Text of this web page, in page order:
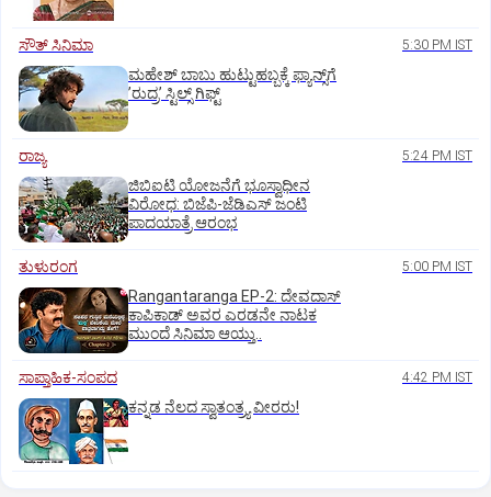
ಸೌತ್‌ ಸಿನಿಮಾ 5:30 PM IST
ಮಹೇಶ್‌ ಬಾಬು ಹುಟ್ಟುಹಬ್ಬಕ್ಕೆ ಫ್ಯಾನ್ಸ್‌ಗೆ
ʼರುದ್ರʼ ಸ್ಟಿಲ್ಸ್‌ ಗಿಫ್ಟ್
ರಾಜ್ಯ 5:24 PM IST
ಜಿಬಿಐಟಿ ಯೋಜನೆಗೆ ಭೂಸ್ವಾಧೀನ
ವಿರೋಧ: ಬಿಜೆಪಿ-ಜೆಡಿಎಸ್‌ ಜಂಟಿ
ಪಾದಯಾತ್ರೆ ಆರಂಭ
ತುಳುರಂಗ 5:00 PM IST
Rangantaranga EP-2: ದೇವದಾಸ್
ಕಾಪಿಕಾಡ್‌ ಅವರ ಎರಡನೇ ನಾಟಕ
ಮುಂದೆ ಸಿನಿಮಾ ಆಯ್ತು..
ಸಾಪ್ತಾಹಿಕ-ಸಂಪದ 4:42 PM IST
ಕನ್ನಡ ನೆಲದ ಸ್ವಾತಂತ್ರ್ಯ ವೀರರು!